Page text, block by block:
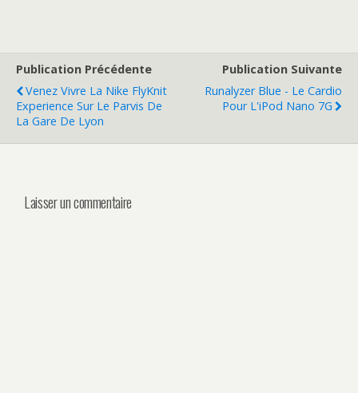
Publication Précédente
Venez Vivre La Nike FlyKnit
Experience Sur Le Parvis De
La Gare De Lyon
Publication Suivante
Runalyzer Blue - Le Cardio
Pour L'iPod Nano 7G
Laisser un commentaire